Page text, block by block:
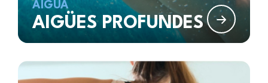
AIGUA
AIGÜES PROFUNDES